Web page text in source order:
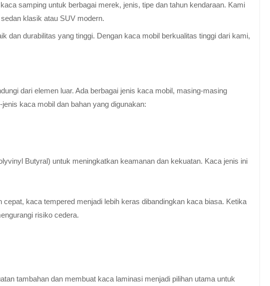
samping untuk berbagai merek, jenis, tipe dan tahun kendaraan. Kami
klasik atau SUV modern.
dan durabilitas yang tinggi. Dengan kaca mobil berkualitas tinggi dari kami,
dari elemen luar. Ada berbagai jenis kaca mobil, masing-masing
kaca mobil dan bahan yang digunakan:
Butyral) untuk meningkatkan keamanan dan kekuatan. Kaca jenis ini
kaca tempered menjadi lebih keras dibandingkan kaca biasa. Ketika
risiko cedera.
tambahan dan membuat kaca laminasi menjadi pilihan utama untuk